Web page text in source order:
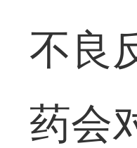
不良
药会